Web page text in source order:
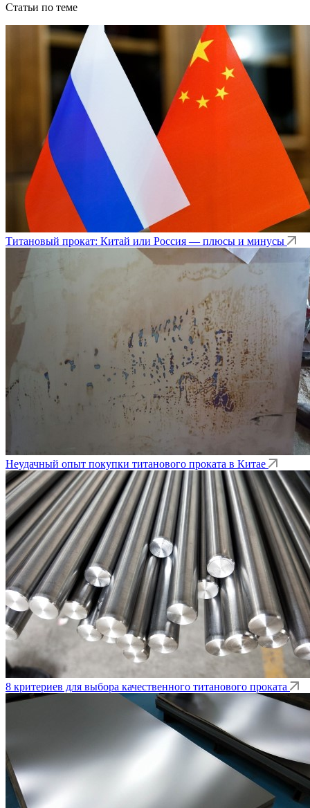
Статьи по теме
Титановый прокат: Китай или Россия — плюсы и минусы
Неудачный опыт покупки титанового проката в Китае
8 критериев для выбора качественного титанового проката